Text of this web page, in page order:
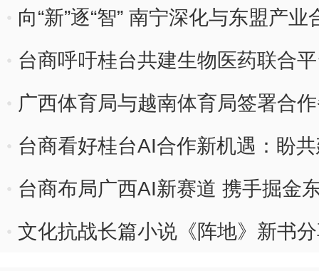
向“新”逐“智” 南宁深化与东盟产业
台商呼吁桂台共建生物医药联合
广西体育局与越南体育局签署合
台商看好桂台AI合作新机遇：盼
台商布局广西AI新赛道 携手掘金
文化抗战长篇小说《阵地》新书